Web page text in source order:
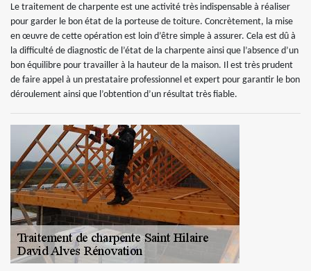
Le traitement de charpente est une activité très indispensable à réaliser
pour garder le bon état de la porteuse de toiture. Concrètement, la mise
en œuvre de cette opération est loin d’être simple à assurer. Cela est dû à
la difficulté de diagnostic de l’état de la charpente ainsi que l’absence d’un
bon équilibre pour travailler à la hauteur de la maison. Il est très prudent
de faire appel à un prestataire professionnel et expert pour garantir le bon
déroulement ainsi que l’obtention d’un résultat très fiable.